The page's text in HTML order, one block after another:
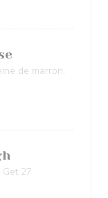
de marron,
27